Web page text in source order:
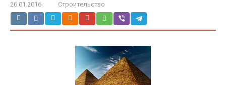
26.01.2016 Строительство